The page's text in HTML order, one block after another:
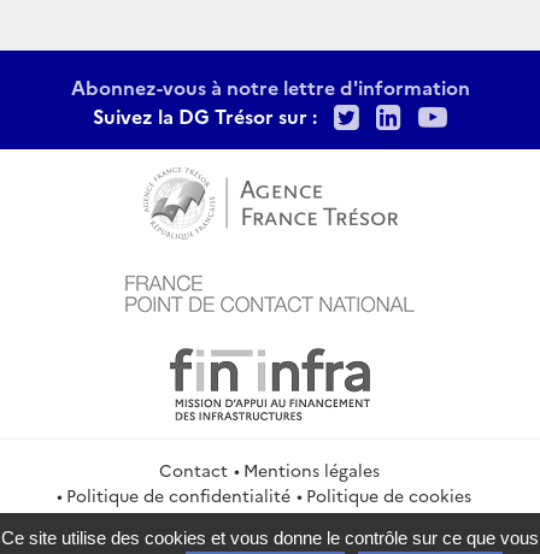
Abonnez-vous à notre lettre d'information
Suivez la DG Trésor sur :
TwitterLinkedIn
Contact
Mentions légales
Politique de confidentialité
Politique de cookies
Gestion des cookies
Flux RSS
Ce site utilise des cookies et vous donne le contrôle sur ce que vous